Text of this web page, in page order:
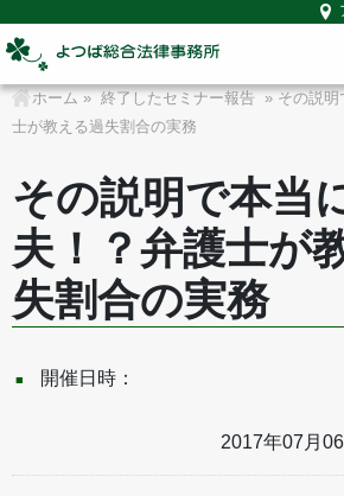
ホーム » 終了したセミナー報告
» その説
士が教える過失割合の実務
その説明で本当
夫！？弁護士が
失割合の実務
開催日時：
2017年07月06